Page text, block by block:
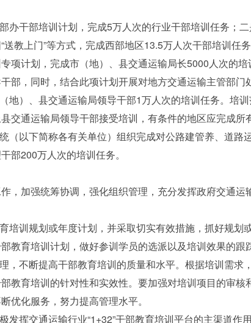
干部培训计划，完成5万人次的行业干部培训任务；
教上门”等方式，完成西部地区13.5万人次干部培训任
项计划，完成市（地）、县交通运输局长5000人次的
部，同时，结合此项计划开展对地方交通运输主管部门
）、县交通运输局领导干部1万人次的培训任务。培
交通运输局领导干部接受培训，有条件的地区应完成所
以下简称各有关单位）组织完成对公路建管养、道路
部200万人次的培训任务。
加强统筹协调，强化组织管理，充分发挥政府交通运
训规划或年度计划，并采取切实有效措施，抓好规划
教育培训计划，做好参训学员的选派以及培训效果的跟
不断提高干部教育培训的质量和水平。根据培训需求
教育培训的针对性和实效性。要加强对培训项目的审
优化服务，努力提高管理水平。
挥交通运输行业“1+32”干部教育培训平台的主渠道作